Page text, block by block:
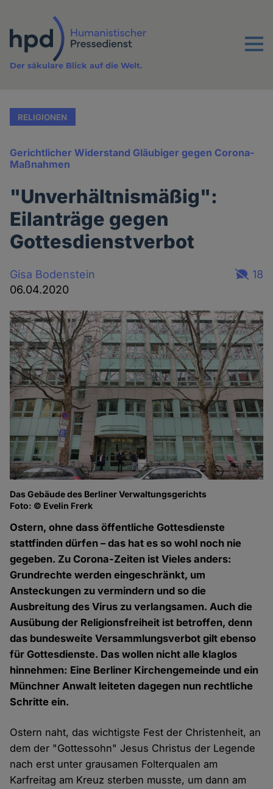
Inhalt
Menu
Der säkulare Blick auf die Welt.
RELIGIONEN
Gerichtlicher Widerstand Gläubiger gegen Corona-
Maßnahmen
"Unverhältnismäßig":
Eilanträge gegen
Gottesdienstverbot
Gisa Bodenstein
06.04.2020
18
Das Gebäude des Berliner Verwaltungsgerichts
Foto: © Evelin Frerk
Ostern, ohne dass öffentliche Gottesdienste
stattfinden dürfen – das hat es so wohl noch nie
gegeben. Zu Corona-Zeiten ist Vieles anders:
Grundrechte werden eingeschränkt, um
Ansteckungen zu vermindern und so die
Ausbreitung des Virus zu verlangsamen. Auch die
Ausübung der Religionsfreiheit ist betroffen, denn
das bundesweite Versammlungsverbot gilt ebenso
für Gottesdienste. Das wollen nicht alle klaglos
hinnehmen: Eine Berliner Kirchengemeinde und ein
Münchner Anwalt leiteten dagegen nun rechtliche
Schritte ein.
Ostern naht, das wichtigste Fest der Christenheit, an
dem der "Gottessohn" Jesus Christus der Legende
nach erst unter grausamen Folterqualen am
Karfreitag am Kreuz sterben musste, um dann am